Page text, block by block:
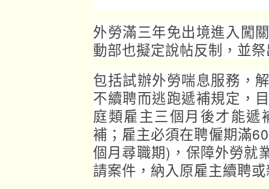
外勞滿三年免出境進入闖
動部也擬定說帖反制，並
包括試辦外勞喘息服務，
不續聘而逃跑遞補規定，
庭類雇主三個月後才能
補；雇主必須在聘僱期滿
個月尋職期)，保障外勞就
請案件，納入原雇主續聘